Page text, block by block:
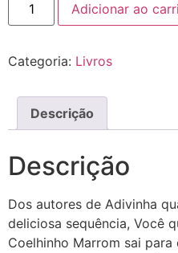
Adicionar ao
Categoria: Livros
Descrição
Descrição
Dos autores de Adivinha
deliciosa sequência, Você
Coelhinho Marrom sai